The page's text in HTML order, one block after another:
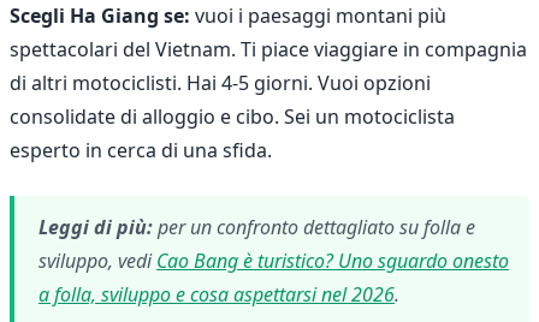
Scegli Ha Giang se: vuoi i paesaggi montani più
spettacolari del Vietnam. Ti piace viaggiare in compagnia
di altri motociclisti. Hai 4-5 giorni. Vuoi opzioni
consolidate di alloggio e cibo. Sei un motociclista
esperto in cerca di una sfida.
Leggi di più:per un confronto dettagliato su folla e
sviluppo, vediCao Bang è turistico? Uno sguardo onesto
a folla, sviluppo e cosa aspettarsi nel 2026.